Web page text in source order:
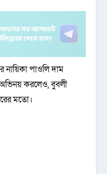
পাওলি দাম
অভিনয় করলেও, বুবলী
মতো।